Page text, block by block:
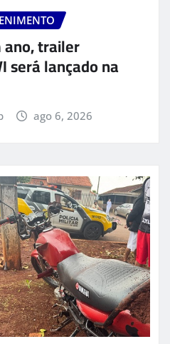
ano, trailer
será lançado na
ago 6, 2026